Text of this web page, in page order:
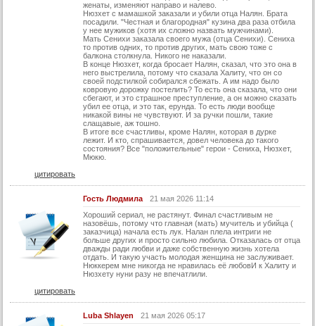
женаты, изменяют направо и налево.
Нюзхет с мамашкой заказали и убили отца Налян. Брата
посадили. "Честная и благородная" кузина два раза отбила
у нее мужиков (хотя их сложно назвать мужчинами).
Мать Сенихи заказала своего мужа (отца Сенихи). Сениха
то против одних, то против других, мать свою тоже с
балкона столкнула. Никого не наказали.
В конце Нюзхет, когда бросает Налян, сказал, что это она в
него выстрелила, потому что сказала Халиту, что он со
своей подстилкой собирался сбежать. А им надо было
ковровую дорожку постелить? То есть она сказала, что они
сбегают, и это страшное преступление, а он можно сказать
убил ее отца, и это так, ерунда. То есть люди вообще
никакой вины не чувствуют. И за ручки пошли, такие
слащавые, аж тошно.
В итоге все счастливы, кроме Налян, которая в дурке
лежит. И кто, спрашивается, довел человека до такого
состояния? Все "положительные" герои - Сениха, Нюзхет,
Мюкю.
цитировать
Гость Людмила
21 мая 2026 11:14
Хороший сериал, не растянут. Финал счастливым не
назовёшь, потому что главная (мать) мучитель и убийца (
заказчица) начала есть лук. Налан плела интриги не
больше других и просто сильно любила. Отказалась от отца
дважды ради любви и даже собственную жизнь хотела
отдать. И такую участь молодая женщина не заслуживает.
Нюккерем мне никогда не нравилась её любовИ к Халиту и
Нюзхету нуни разу не впечатлили.
цитировать
Luba Shlayen
21 мая 2026 05:17